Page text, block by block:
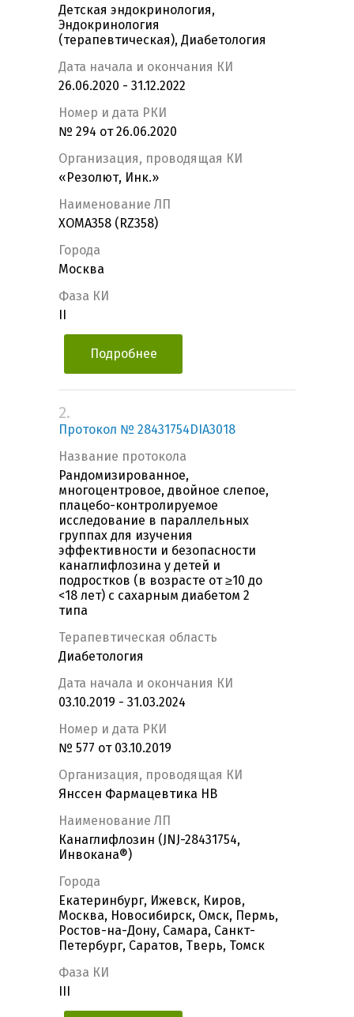
Детская эндокринология,
Эндокринология
(терапевтическая), Диабетология
Дата начала и окончания КИ
26.06.2020 - 31.12.2022
Номер и дата РКИ
№ 294 от 26.06.2020
Организация, проводящая КИ
«Резолют, Инк.»
Наименование ЛП
ХОМА358 (RZ358)
Города
Москва
Фаза КИ
Подробнее
2.
Протокол № 28431754DIA3018
Название протокола
Рандомизированное,
многоцентровое, двойное слепое,
плацебо-контролируемое
исследование в параллельных
группах для изучения
эффективности и безопасности
канаглифлозина у детей и
подростков (в возрасте от ≥10 до
<18 лет) с сахарным диабетом 2
типа
Терапевтическая область
Диабетология
Дата начала и окончания КИ
03.10.2019 - 31.03.2024
Номер и дата РКИ
№ 577 от 03.10.2019
Организация, проводящая КИ
Янссен Фармацевтика НВ
Наименование ЛП
Канаглифлозин (JNJ-28431754,
Инвокана®)
Города
Екатеринбург, Ижевск, Киров,
Москва, Новосибирск, Омск, Пермь,
Ростов-на-Дону, Самара, Санкт-
Петербург, Саратов, Тверь, Томск
Фаза КИ